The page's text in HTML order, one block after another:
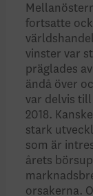
fortsatte
vinster var
präglades
ändå över
var delvis till
2018.
stark
som är
årets
orsakerna.